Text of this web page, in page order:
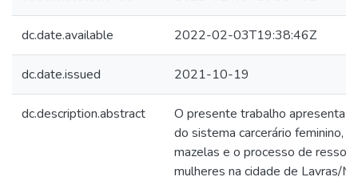
dc.date.available 2022-02-03T19:38:46Z
dc.date.issued 2021-10-19
dc.description.abstract
O presente trabalho apresenta
do sistema carcerário feminino,
mazelas e o processo de
mulheres na cidade de Lavras/